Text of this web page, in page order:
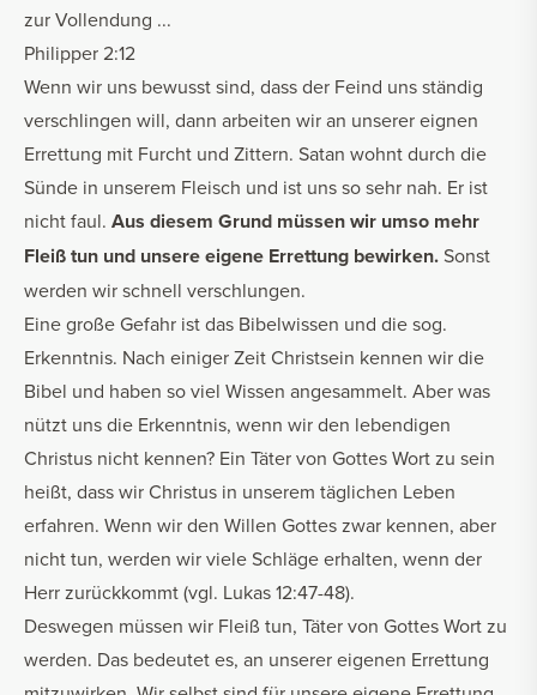
zur Vollendung ...
Philipper 2:12
Wenn wir uns bewusst sind, dass der Feind uns ständig
verschlingen will, dann arbeiten wir an unserer eignen
Errettung mit Furcht und Zittern. Satan wohnt durch die
Sünde in unserem Fleisch und ist uns so sehr nah. Er ist
nicht faul. Aus diesem Grund müssen wir umso mehr
Fleiß tun und unsere eigene Errettung bewirken.Sonst
werden wir schnell verschlungen.
Eine große Gefahr ist das Bibelwissen und die sog.
Erkenntnis. Nach einiger Zeit Christsein kennen wir die
Bibel und haben so viel Wissen angesammelt. Aber was
nützt uns die Erkenntnis, wenn wir den lebendigen
Christus nicht kennen? Ein Täter von Gottes Wort zu sein
heißt, dass wir Christus in unserem täglichen Leben
erfahren. Wenn wir den Willen Gottes zwar kennen, aber
nicht tun, werden wir viele Schläge erhalten, wenn der
Herr zurückkommt (vgl. Lukas 12:47-48).
Deswegen müssen wir Fleiß tun, Täter von Gottes Wort zu
werden. Das bedeutet es, an unserer eigenen Errettung